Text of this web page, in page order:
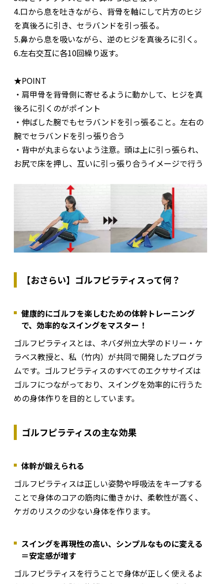
4.口から息を吐きながら、背骨を軸にして片方のヒジ
を真後ろに引き、セラバンドを引っ張る。
5.鼻から息を吸いながら、逆のヒジを真後ろに引く。
6.左右交互に各10回繰り返す。
★POINT
・肩甲骨を背骨側に寄せるように動かして、ヒジを真
後ろに引くのがポイント
・伸ばした腕でもセラバンドを引っ張ること。左右の
腕でセラバンドを引っ張り合う
・背中が丸まらないよう注意。頭は上に引っ張られ、
お尻で床を押し、互いに引っ張り合うイメージで行う
【おさらい】ゴルフピラティスって何？
健康的にゴルフを楽しむための体幹トレーニング
で、効率的なスイングをマスター！
ゴルフピラティスとは、ネバダ州立大学のドリー・ケ
ラベス教授と、私（竹内）が共同で開発したプログラ
ムです。ゴルフピラティスのすべてのエクササイズは
ゴルフにつながっており、スイングを効率的に行うた
めの身体作りを目的としています。
ゴルフピラティスの主な効果
体幹が鍛えられる
ゴルフピラティスは正しい姿勢や呼吸法をキープする
ことで身体のコアの筋肉に働きかけ、柔軟性が高く、
ケガのリスクの少ない身体を作ります。
スイングを再現性の高い、シンプルなものに変える
＝安定感が増す
ゴルフピラティスを行うことで身体が正しく使えるよ